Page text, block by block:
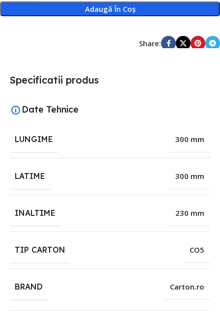
Adaugă În Coș
Share:
Specificatii produs
Date Tehnice
LUNGIME 300 mm
LATIME 300 mm
INALTIME 230 mm
TIP CARTON CO5
BRAND Carton.ro